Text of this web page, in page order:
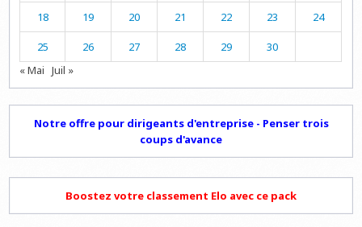
18 19 20 21 22 23 24
25 26 27 28 29
30
« Mai Juil »
Notre offre pour dirigeants d'entreprise - Penser trois
coups d'avance
Boostez votre classement Elo avec ce pack